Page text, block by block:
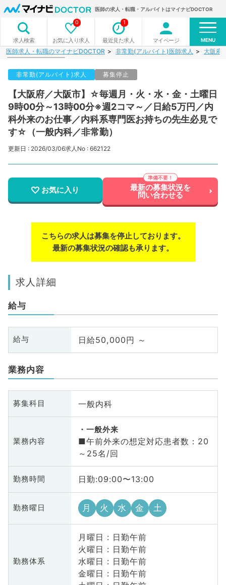
医師の求人・転職・アルバイトはマイナビDOCTOR
求人検索 お気に入り求人
0
最近見た求人
1
マイページ MENU
医師求人・転職のマイナビDOCTOR 非常勤(アルバイト)医師求人 大阪府
非常勤(アルバイト)求人 募集停止
【大阪府／大阪市】☆毎週月・火・水・金・土曜日
9時00分～13時00分※週2コマ～／日給5万円／内
科外来のお仕事／内科系専門医お持ちの先生必見で
す☆（一般内科／非常勤）
更新日 : 2026/03/06求人No : 662122
お気に入り 最新の募集状況を
問い合わせる
こちらの求人は募集を停止しております。
最新の募集状況の確認も承ります。
求人詳細
給与
給与 日給50,000円 ～
業務内容
募集科目 一般内科
業務内容
一般外来
■午前外来の想定対応患者数：20
～25名/回
勤務時間 日勤:09:00〜13:00
勤務曜日 月 火 水 金 土
勤務体系
月曜日 : 日勤午前
火曜日 : 日勤午前
水曜日 : 日勤午前
金曜日 : 日勤午前